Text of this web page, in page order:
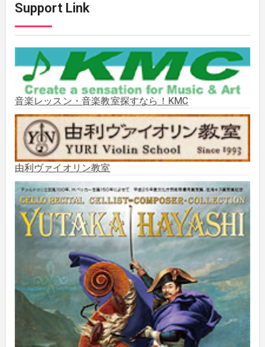
2025年11月
2025年10月 (2)
2025年9月 (3)
2025年8月 (5)
2025年7月 (3)
2025年6月 (1)
2025年5月 (5)
2025年3月 (1)
2025年2月
2025年1月 (3)
2024年12月
Support Link
音楽レッスン・音楽教室探すなら！KMC
由利ヴァイオリン教室